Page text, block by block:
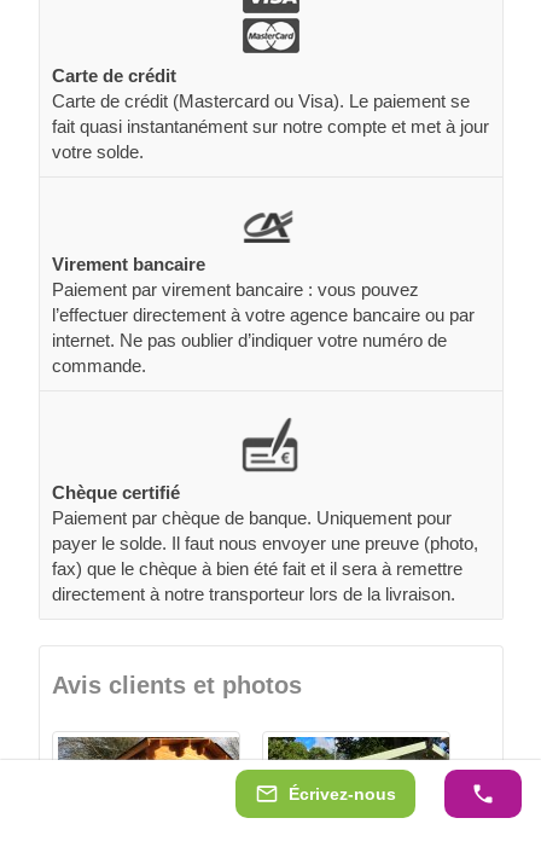
Carte de crédit
Carte de crédit (Mastercard ou Visa). Le paiement se
fait quasi instantanément sur notre compte et met à jour
votre solde.
Virement bancaire
Paiement par virement bancaire : vous pouvez
l’effectuer directement à votre agence bancaire ou par
internet. Ne pas oublier d’indiquer votre numéro de
commande.
Chèque certifié
Paiement par chèque de banque. Uniquement pour
payer le solde. Il faut nous envoyer une preuve (photo,
fax) que le chèque à bien été fait et il sera à remettre
directement à notre transporteur lors de la livraison.
Avis clients et photos
Écrivez-nous